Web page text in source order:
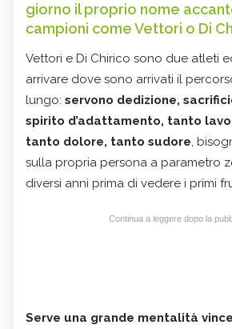
giorno il proprio nome
campioni come Vettori o Di
Vettori e Di Chirico sono due atleti
arrivare dove sono arrivati il
lungo: servono dedizione,
spirito d’adattamento, tanto
tanto dolore, tanto sudore,
sulla propria persona a parametro
diversi anni prima di vedere i primi
Continua a leggere dopo la
Serve una grande mentalità